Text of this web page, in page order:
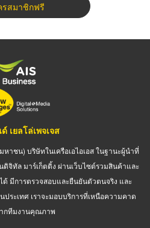
รสมาชิกฟรี
เยลโล่เพจเจส
าชน) บริษัทในเครือเอไอเอส ในฐานะผู้นำที่
ทัล มาร์เก็ตติ้ง ผ่านเว็บไซต์รวมสินค้าและ
ด้ มีการตรวจสอบและยืนยันตัวตนจริง และ
ระเทศ เราจะมอบบริการที่เหนือความคาด
กทีมงานคุณภาพ